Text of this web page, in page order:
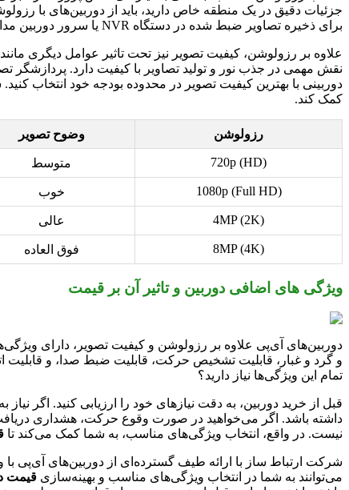
جزئیات دقیق در یک منطقه خاص دارید، باید از دوربین‌های با
برای ذخیره تصاویر ضبط شده در دستگاه NVR یا سرور دوربین مداربسته خود داشته باشید.
علاوه بر رزولوشن، کیفیت تصویر نیز تحت تاثیر عوامل دیگری
نقش مهمی در جذب نور و تولید تصاویر با کیفیت دارد. پردازشگر
دوربینی با بهترین کیفیت تصویر در محدوده بودجه خود انتخاب
کمک کند.
رزولوشن وضوح تصویر
720p (HD) متوسط
1080p (Full HD) خوب
4MP (2K) عالی
8MP (4K) فوق العاده
ویژگی های اضافی دوربین و تاثیر آن بر قیمت
دوربین‌های آی‌پی علاوه بر رزولوشن و کیفیت تصویر، دارای
و گرد و غبار، قابلیت تشخیص حرکت، قابلیت ضبط صدا، و
تمام این ویژگی‌ها نیاز دارید؟
قبل از خرید دوربین، به دقت نیازهای خود را ارزیابی کنید. اگر
داشته باشد. اگر می‌خواهید در صورت وقوع حرکت، هشداری دریافت
نیست. در واقع، انتخاب ویژگی‌های مناسب، به شما کمک می‌کند تا
شرکت ارتباط ساز با ارائه طیف گسترده‌ای از دوربین‌های آی‌پی با
می‌توانند به شما در انتخاب ویژگی‌های مناسب و بهینه‌سازی قیمت